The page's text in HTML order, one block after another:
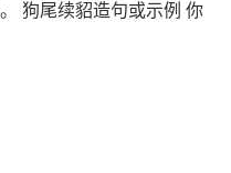
狗尾续貂造句或示例 你